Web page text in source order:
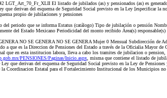
LGT_Art_70_Fr_XLII El listado de jubilados (as) y pensionados (as) es
que derivan del esquema de Seguridad Social previsto en la Ley [especificar la
propio de jubilaciones y pensiones
periodo que se informa Estatus (catálogo) Tipo de jubilación o pensión
del Estado Mexicano Periodicidad del monto recibido Área(s) responsable(s)
NO SE GENERA NO SE GENERA Mujer 0 Mensual Subdirección de
a que es la Direccion de Pensiones del Estado a través de la Oficialia Mayor de
que en esta institucion labora, lleva a cabo los tramites de jubilacion o
PENSIONES/Paginas/Inicio.aspx, misma que contiene el listado de
que derivan del esquema de Seguridad Social previsto en la Ley de Pensiones
Coordinacion Estatal para el Fortalecimiento Institucional de los Municipios